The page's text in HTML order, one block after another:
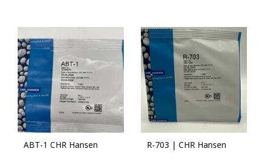
ABT-1 CHR Hansen R-703 | CHR Hansen